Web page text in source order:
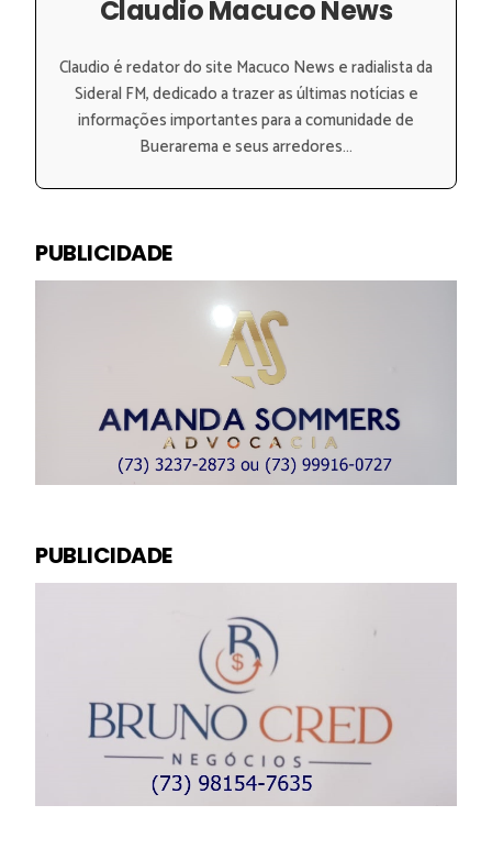
Claudio Macuco News
Claudio é redator do site Macuco News e radialista da
Sideral FM, dedicado a trazer as últimas notícias e
informações importantes para a comunidade de
Buerarema e seus arredores...
PUBLICIDADE
PUBLICIDADE